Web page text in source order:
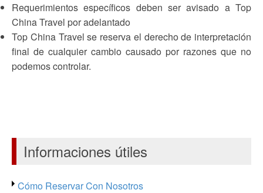
Requerimientos específicos deben ser avisado a Top
China Travel por adelantado
Top China Travel se reserva el derecho de interpretación
final de cualquier cambio causado por razones que no
podemos controlar.
Informaciones útiles
Cómo Reservar Con Nosotros